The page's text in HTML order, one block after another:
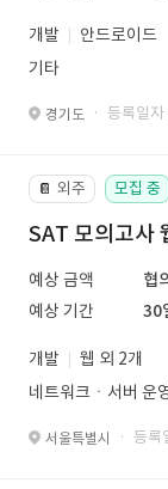
개발
안드로이드
기타
경기도 · 등록일
📔 외주 모집 중
SAT 모의고사
예상 금액
협
예상 기간
30
개발
웹 외 2개
네트워크ㆍ서버 운
서울특별시 · 등록